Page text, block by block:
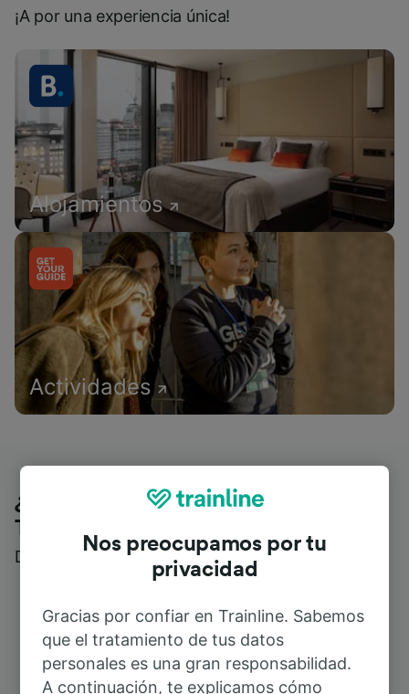
¡A por una experiencia única!
Alojamientos
Actividades
¿Qué piensan nuestros clientes de
Trainline?
Descubre reseñas reales de nuestros viajeros
Nos preocupamos por tu
privacidad
Gracias por confiar en Trainline. Sabemos
que el tratamiento de tus datos
personales es una gran responsabilidad.
A continuación, te explicamos cómo